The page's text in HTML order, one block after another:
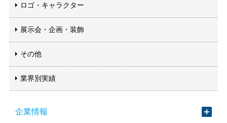
ロゴ・キャラクター
展示会・企画・装飾
その他
業界別実績
企業情報